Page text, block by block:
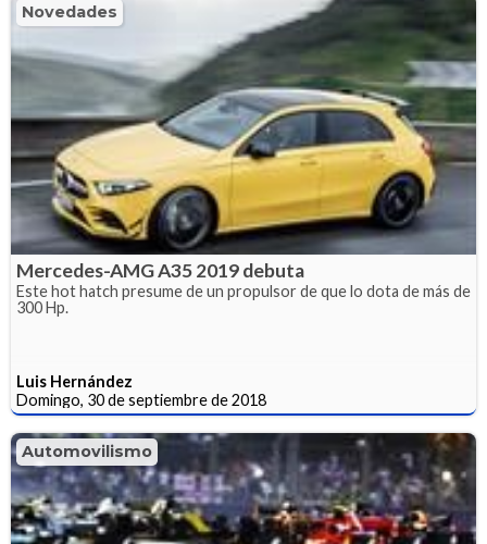
Novedades
Mercedes-AMG A35 2019 debuta
Este hot hatch presume de un propulsor de que lo dota de más de
300 Hp.
Luis Hernández
Domingo, 30 de septiembre de 2018
Automovilismo